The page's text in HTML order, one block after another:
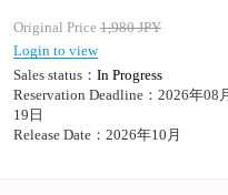
Original Price 1,980JPY
Login to view
Sales status： In Progress
Reservation Deadline：2026年08
19日
Release Date：2026年10月